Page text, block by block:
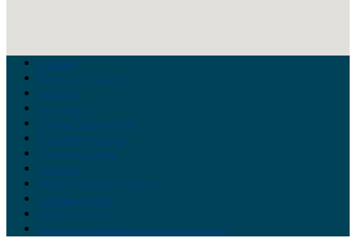
Главная
Война на Украине
Новости
Аналитика
Тайны Геополитики
Российские элиты
Теория заговора
Украина
Новый Мировой Порядок
Тайны истории
Обратная связь
Правила комментирования материалов